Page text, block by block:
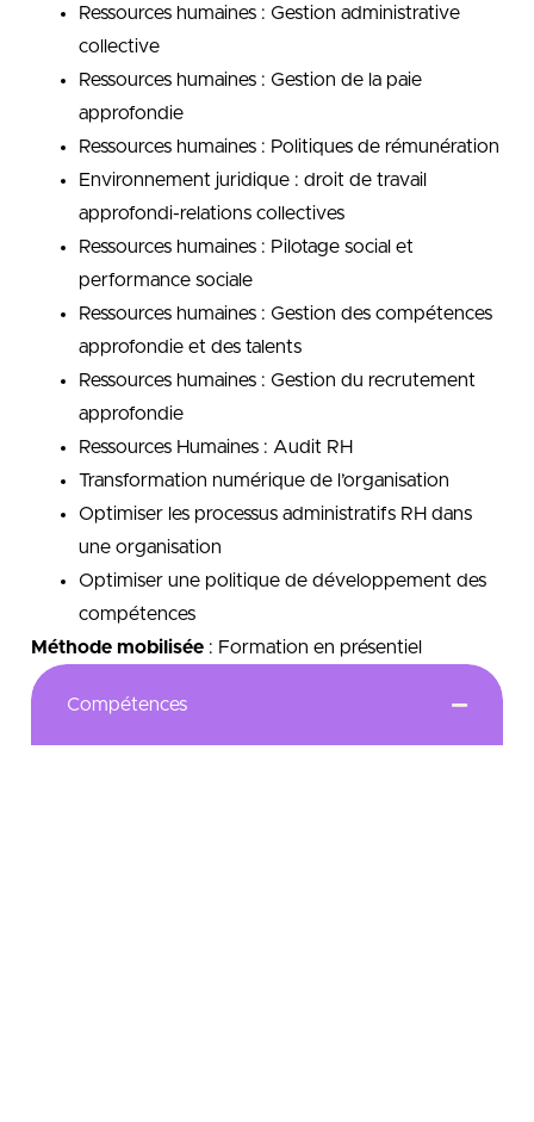
Ressources humaines : Gestion administrative
collective
Ressources humaines : Gestion de la paie
approfondie
Ressources humaines : Politiques de rémunération
Environnement juridique : droit de travail
approfondi-relations collectives
Ressources humaines : Pilotage social et
performance sociale
Ressources humaines : Gestion des compétences
approfondie et des talents
Ressources humaines : Gestion du recrutement
approfondie
Ressources Humaines : Audit RH
Transformation numérique de l’organisation
Optimiser les processus administratifs RH dans
une organisation
Optimiser une politique de développement des
compétences
Méthode mobilisée : Formation en présentiel
Compétences